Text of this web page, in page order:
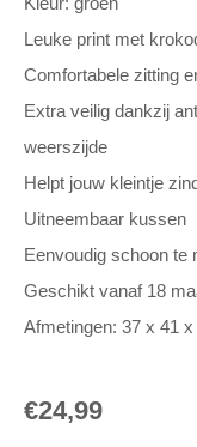
Leuke print met
Comfortabele zitting
Extra veilig dankzij
weerszijde
Helpt jouw kleintje
Uitneembaar kussen
Eenvoudig schoon te
Geschikt vanaf 18
Afmetingen: 37 x 41
€24,99